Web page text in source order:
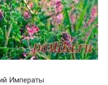
Императы